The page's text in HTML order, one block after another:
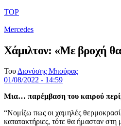
TOP
Mercedes
Χάμιλτον: «Με βροχή
Του Διονύσης Μπούρας
01/08/2022 - 14:59
Μια… παρέμβαση του καιρού
“Νομίζω πως οι χαμηλές
κατατακτήριες, τότε θα ήμασταν